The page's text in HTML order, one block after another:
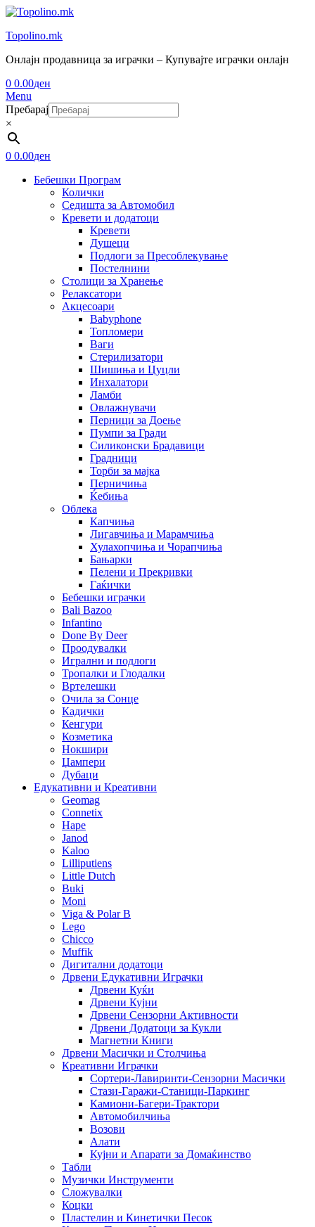
Topolino.mk
Онлајн продавница за играчки – Купувајте играчки онлајн
0 0.00ден
Menu
Пребарај
×
0 0.00ден
Бебешки Програм
Колички
Седишта за Автомобил
Кревети и додатоци
Кревети
Душеци
Подлоги за Пресоблекување
Постелнини
Столици за Хранење
Релаксатори
Акцесоари
Babyphone
Топломери
Ваги
Стерилизатори
Шишиња и Цуцли
Инхалатори
Ламби
Овлажнувачи
Перници за Доење
Пумпи за Гради
Силиконски Брадавици
Градници
Торби за мајка
Перничиња
Ќебиња
Облека
Капчиња
Лигавчиња и Марамчиња
Хулахопчиња и Чорапчиња
Бањарки
Пелени и Прекривки
Гаќички
Бебешки играчки
Bali Bazoo
Infantino
Done By Deer
Проодувалки
Игрални и подлоги
Тропалки и Глодалки
Вртелешки
Очила за Сонце
Кадички
Кенгури
Козметика
Нокшири
Џампери
Дубаци
Едукативни и Креативни
Geomag
Connetix
Hape
Janod
Kaloo
Lilliputiens
Little Dutch
Buki
Moni
Viga & Polar B
Lego
Chicco
Muffik
Дигитални додатоци
Дрвени Едукативни Играчки
Дрвени Куќи
Дрвени Кујни
Дрвени Сензорни Активности
Дрвени Додатоци за Кукли
Магнетни Книги
Дрвени Масички и Столчиња
Креативни Играчки
Сортери-Лавиринти-Сензорни Масички
Стази-Гаражи-Станици-Паркинг
Камиони-Багери-Трактори
Автомобилчиња
Возови
Алати
Кујни и Апарати за Домаќинство
Табли
Музички Инструменти
Сложувалки
Коцки
Пластелин и Кинетички Песок